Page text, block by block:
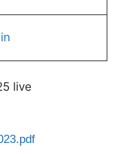
live